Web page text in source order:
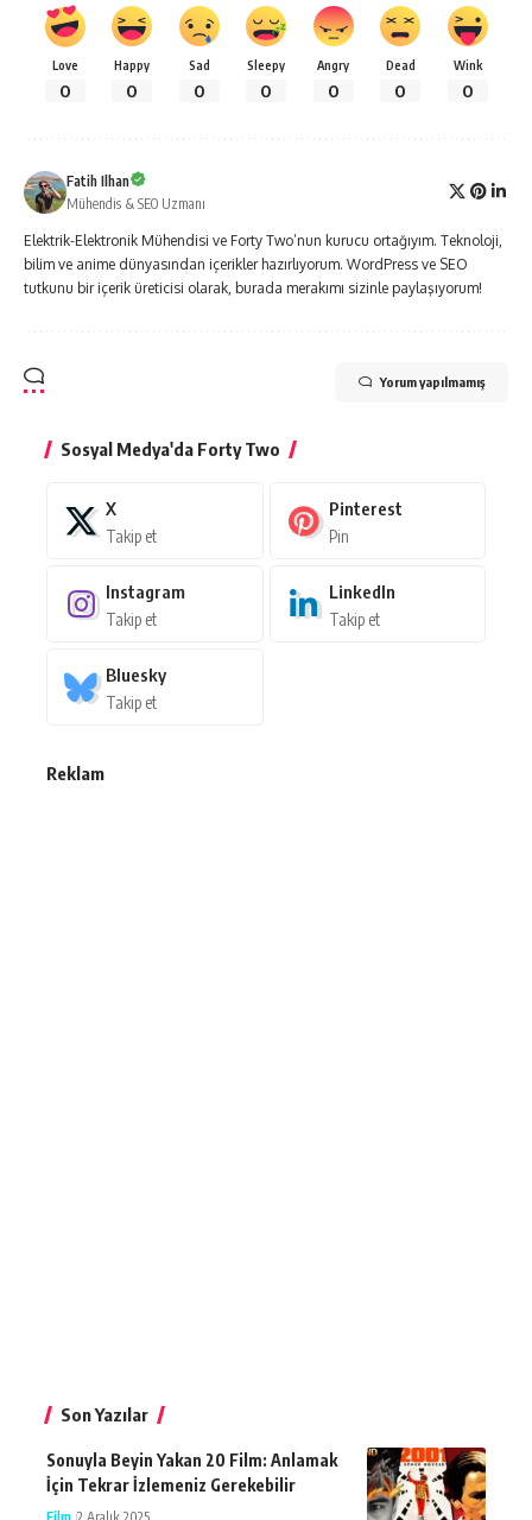
Love
0
Happy
0
Sad
0
Sleepy
0
Angry
0
Dead
0
Wink
0
Fatih Ilhan
Mühendis & SEO Uzmanı
Elektrik-Elektronik Mühendisi ve Forty Two’nun kurucu ortağıyım. Teknoloji,
bilim ve anime dünyasından içerikler hazırlıyorum. WordPress ve SEO
tutkunu bir içerik üreticisi olarak, burada merakımı sizinle paylaşıyorum!
Yorum yapılmamış
Sosyal Medya'da Forty Two
X
Takip et
Pinterest
Pin
Instagram
Takip et
LinkedIn
Takip et
Bluesky
Takip et
Reklam
Son Yazılar
Sonuyla Beyin Yakan 20 Film: Anlamak
İçin Tekrar İzlemeniz Gerekebilir